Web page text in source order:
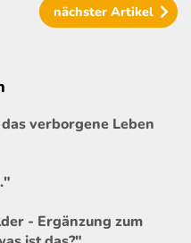
nächster Artikel
verborgene Leben
- Ergänzung zum